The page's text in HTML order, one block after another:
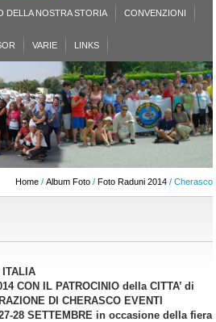
DELLA NOSTRA STORIA CONVENZIONI
VARIE LINKS
Home/ Album Foto/ Foto Raduni 2014/ Cherasco
ITALIA
CON IL PATROCINIO della CITTA’ di
DI CHERASCO EVENTI
28 SETTEMBRE in occasione della fiera